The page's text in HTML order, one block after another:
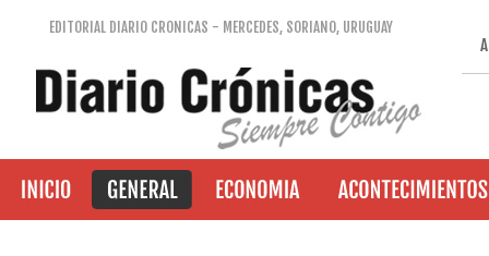
EDITORIAL DIARIO CRONICAS - MERCEDES, SORIANO, URUGUAY